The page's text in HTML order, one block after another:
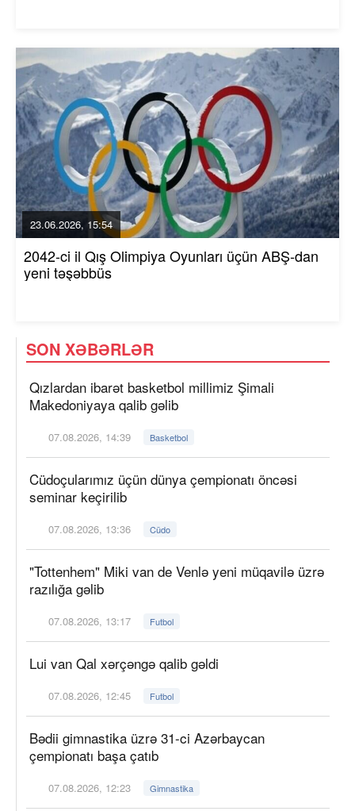
23.06.2026, 15:54
2042-ci il Qış Olimpiya Oyunları üçün ABŞ-dan
yeni təşəbbüs
SON XƏBƏRLƏR
Qızlardan ibarət basketbol millimiz Şimali
Makedoniyaya qalib gəlib
07.08.2026, 14:39 Basketbol
Cüdoçularımız üçün dünya çempionatı öncəsi
seminar keçirilib
07.08.2026, 13:36 Cüdo
"Tottenhem" Miki van de Venlə yeni müqavilə üzrə
razılığa gəlib
07.08.2026, 13:17 Futbol
Lui van Qal xərçəngə qalib gəldi
07.08.2026, 12:45 Futbol
Bədii gimnastika üzrə 31-ci Azərbaycan
çempionatı başa çatıb
07.08.2026, 12:23 Gimnastika